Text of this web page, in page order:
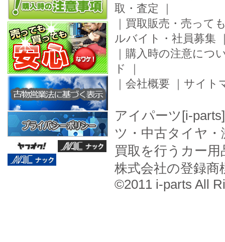
取・査定 ｜
｜ 買取販売・売って
ルバイト・社員募集
｜ 購入時の注意につ
ド
｜
｜ 会社概要 ｜ サイト
アイパーツ[i-
ツ・中古タイヤ
買取を行うカー
株式会社の登録商
©2011 i-parts All